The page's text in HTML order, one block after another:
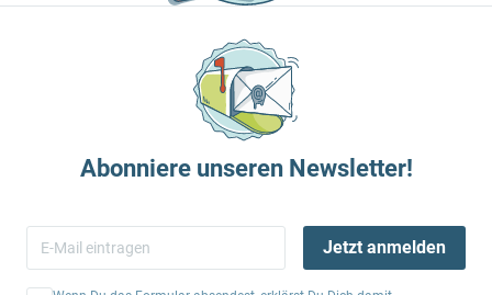
Abonniere unseren Newsletter!
Jetzt anmelden